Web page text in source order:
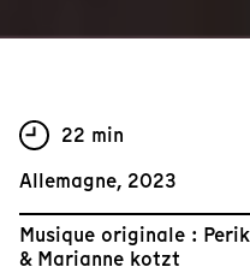
22 min
Allemagne, 2023
Musique originale :
& Marianne kotzt